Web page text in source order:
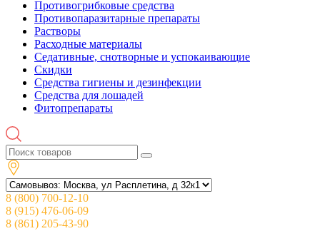
Противогрибковые средства
Противопаразитарные препараты
Растворы
Расходные материалы
Седативные, снотворные и успокаивающие
Скидки
Средства гигиены и дезинфекции
Средства для лошадей
Фитопрепараты
8 (800) 700-12-10
8 (915) 476-06-09
8 (861) 205-43-90